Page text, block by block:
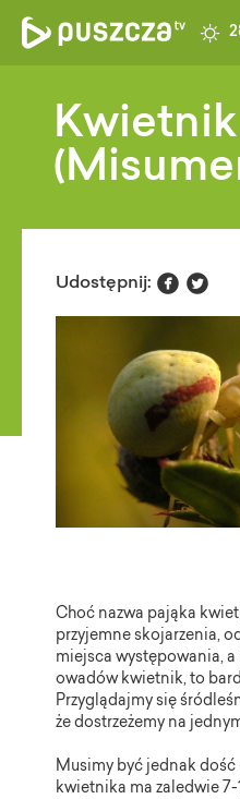
Kwietnik
Udostępnij:  
Choć nazwa pająka
przyjemne skojarzenia,
miejsca występowania, a
owadów kwietnik, to
Przyglądajmy się
że dostrzeżemy na
Musimy być jednak dość
kwietnika ma zaledwie 7-